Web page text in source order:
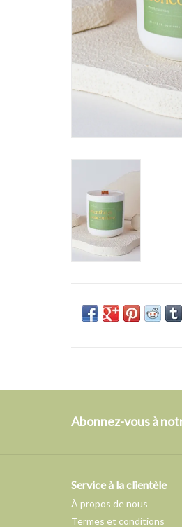
Abonnez-vous à
Service à la clientèle
À propos de nous
Termes et conditions